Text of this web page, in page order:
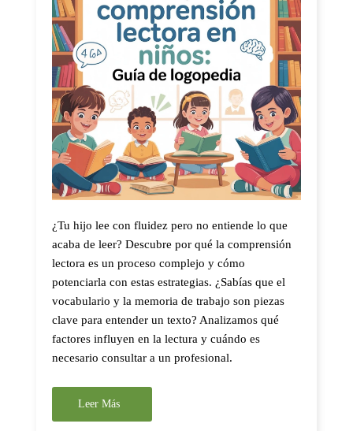
¿Tu hijo lee con fluidez pero no entiende lo que
acaba de leer? Descubre por qué la comprensión
lectora es un proceso complejo y cómo
potenciarla con estas estrategias. ¿Sabías que el
vocabulario y la memoria de trabajo son piezas
clave para entender un texto? Analizamos qué
factores influyen en la lectura y cuándo es
necesario consultar a un profesional.
Leer Más